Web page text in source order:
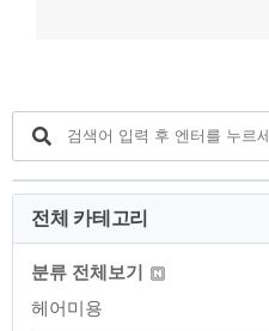
전체 카테고리
분류 전체보기
헤어미용